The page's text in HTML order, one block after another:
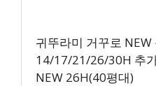
귀뚜라미 거꾸로 NEW
14/17/21/26/30H 추
NEW 26H(40평대)